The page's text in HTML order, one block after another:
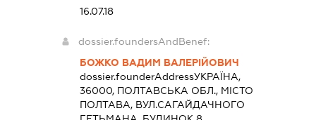
16.07.18
dossier.foundersAndBenef:
БОЖКО ВАДИМ ВАЛЕРІЙОВИЧ
dossier.founderAddressУКРАЇНА,
36000, ПОЛТАВСЬКА ОБЛ., МІСТО
ПОЛТАВА, ВУЛ.САГАЙДАЧНОГО